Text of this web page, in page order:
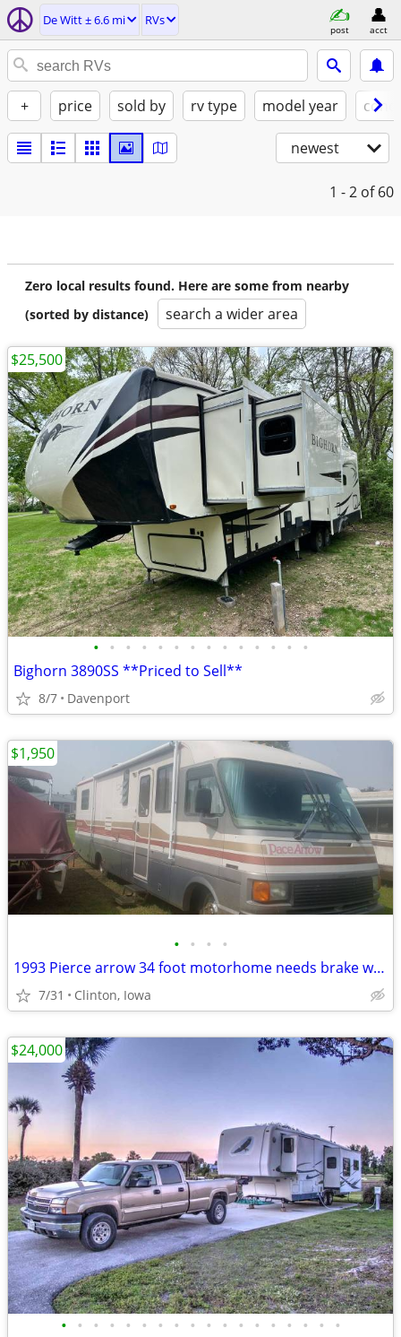
De Witt ± 6.6 mi RVs
post acct
+ price sold by rv type model year
newest
1 - 2 of 60
Zero local results found. Here are some from nearby
(sorted by distance)
search a wider area
• • • • • • • • • • • • • •
Bighorn 3890SS **Priced to Sell**
8/7 Davenport
$25,500
• • • •
1993 Pierce arrow 34 foot motorhome needs brake work
7/31 Clinton, Iowa
$1,950
• • • • • • • • • • • • • • • • • •
$24,000